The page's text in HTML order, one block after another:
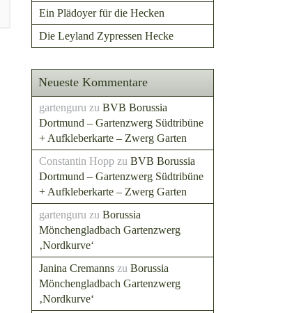
Ein Plädoyer für die Hecken
Die Leyland Zypressen Hecke
Neueste Kommentare
gartenguru zu BVB Borussia
Dortmund – Gartenzwerg Südtribüne
+ Aufkleberkarte – Zwerg Garten
Constantin Hoppzu BVB Borussia
Dortmund – Gartenzwerg Südtribüne
+ Aufkleberkarte – Zwerg Garten
gartenguru zu Borussia
Mönchengladbach Gartenzwerg
‚Nordkurve‘
Janina Cremannszu Borussia
Mönchengladbach Gartenzwerg
‚Nordkurve‘